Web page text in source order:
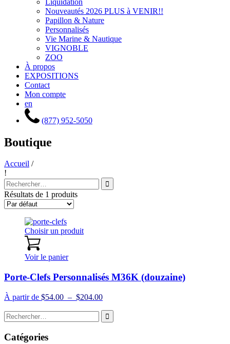
Nouveautés 2026 PLUS à VENIR!!
Papillon & Nature
Personnalisés
Vie Marine & Nautique
VIGNOBLE
ZOO
À propos
EXPOSITIONS
Contact
Mon compte
en
(877) 952-5050
Boutique
Accueil /
!
Recherche
pour
:
Résultats de 1 produits
Choisir un produit
Voir le panier
Porte-Clefs Personnalisés M36K (douzaine)
À partir de $54.00 – $204.00Plage
prix :
$54.00
Recherche
pour
:Catégories